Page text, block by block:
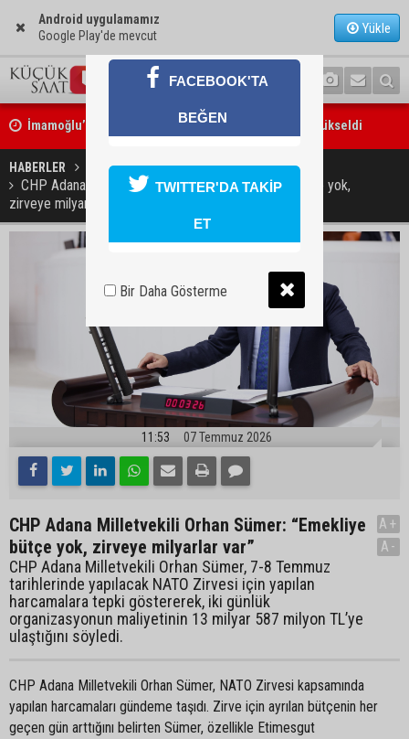
Android uygulamamız
Google Play'de mevcut
Yükle
İmamoğlu’ndaki göçükte acı bilanço: can kaybı 2’ye yükseldi
Feke’de motosiklet ağaca çarptı: 1 kişi hayatını kaybetti
HABERLER SİYASET
CHP Adana Milletvekili Orhan Sümer: “Emekliye bütçe yok,
zirveye milyarlar var”
11:53 07 Temmuz 2026
CHP Adana Milletvekili Orhan Sümer: “Emekliye
bütçe yok, zirveye milyarlar var”
CHP Adana Milletvekili Orhan Sümer, 7-8 Temmuz
tarihlerinde yapılacak NATO Zirvesi için yapılan
harcamalara tepki göstererek, iki günlük
organizasyonun maliyetinin 13 milyar 587 milyon TL’ye
ulaştığını söyledi.
A+
A-
CHP Adana Milletvekili Orhan Sümer, NATO Zirvesi kapsamında
yapılan harcamaları gündeme taşıdı. Zirve için ayrılan bütçenin her
geçen gün arttığını belirten Sümer, özellikle Etimesgut
FACEBOOK'TA
BEĞEN
TWITTER'DA TAKİP
ET
Bir Daha Gösterme